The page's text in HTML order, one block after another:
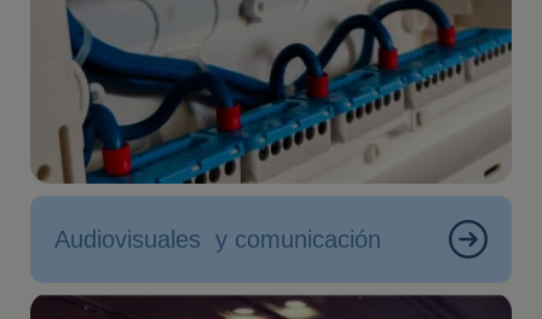
Audiovisuales y comunicación